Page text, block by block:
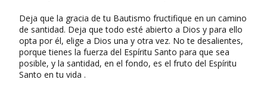
Deja que la gracia de tu Bautismo fructifique en un camino
de santidad. Deja que todo esté abierto a Dios y para ello
opta por él, elige a Dios una y otra vez. No te desalientes,
porque tienes la fuerza del Espíritu Santo para que sea
posible, y la santidad, en el fondo, es el fruto del Espíritu
Santo en tu vida .